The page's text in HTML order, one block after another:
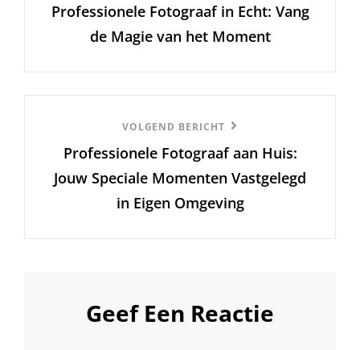
bericht
Professionele Fotograaf in Echt: Vang
de Magie van het Moment
Bericht
VOLGEND BERICHT
Professionele Fotograaf aan Huis:
Jouw Speciale Momenten Vastgelegd
in Eigen Omgeving
Geef Een Reactie